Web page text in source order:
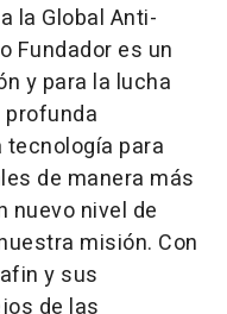
la Global Anti-
Fundador es un
y para la lucha
para
de manera más
nuevo nivel de
misión. Con
y sus
de las